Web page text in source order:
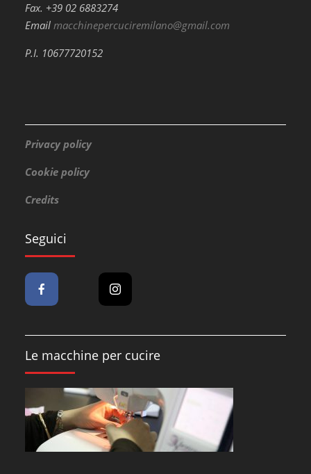
Fax. +39 02 6883274
Emailmacchinepercuciremilano@gmail.com
P.I. 10677720152
Privacy policy
Cookie policy
Credits
Seguici
Le macchine per cucire